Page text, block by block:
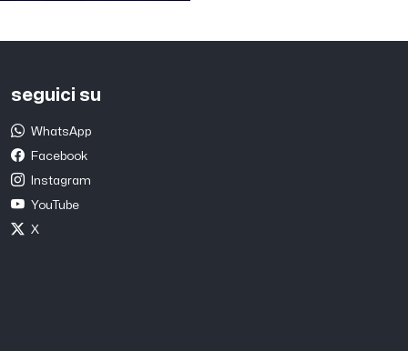
seguici su
WhatsApp
Facebook
Instagram
YouTube
X